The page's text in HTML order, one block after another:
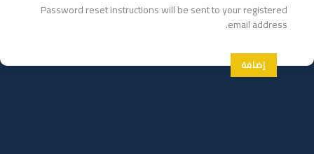
Password reset instructions will be sent to your registered
email address.